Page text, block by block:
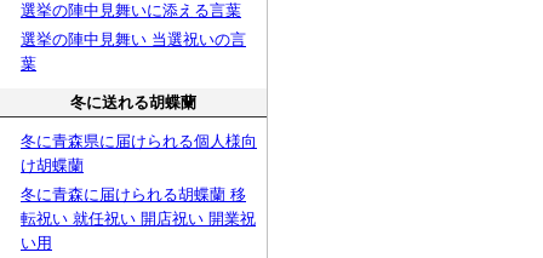
選挙の陣中見舞いに添える言葉
選挙の陣中見舞い 当選祝いの言
葉
冬に送れる胡蝶蘭
冬に青森県に届けられる個人様向
け胡蝶蘭
冬に青森に届けられる胡蝶蘭 移
転祝い 就任祝い 開店祝い 開業祝
い用